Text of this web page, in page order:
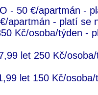
- 50 €/apartmán -
apartmán - platí se
Kč/osoba/týden -
let 250 Kč/
let 150 Kč/